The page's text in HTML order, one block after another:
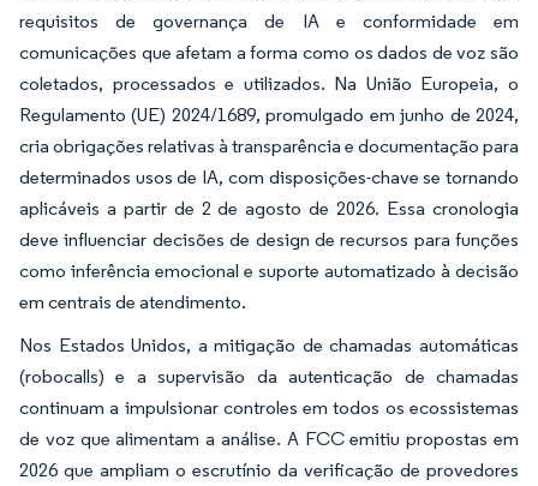
requisitos de governança de IA e conformidade em
comunicações que afetam a forma como os dados de voz são
coletados, processados e utilizados. Na União Europeia, o
Regulamento (UE) 2024/1689, promulgado em junho de 2024,
cria obrigações relativas à transparência e documentação para
determinados usos de IA, com disposições-chave se tornando
aplicáveis a partir de 2 de agosto de 2026. Essa cronologia
deve influenciar decisões de design de recursos para funções
como inferência emocional e suporte automatizado à decisão
em centrais de atendimento.
Nos Estados Unidos, a mitigação de chamadas automáticas
(robocalls) e a supervisão da autenticação de chamadas
continuam a impulsionar controles em todos os ecossistemas
de voz que alimentam a análise. A FCC emitiu propostas em
2026 que ampliam o escrutínio da verificação de provedores